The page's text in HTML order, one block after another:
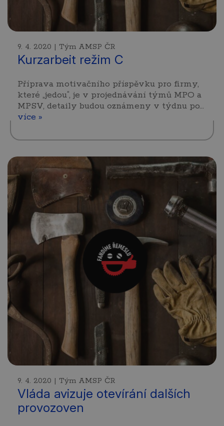
9. 4. 2020 | Tým AMSP ČR
Kurzarbeit režim C
Příprava motivačního příspěvku pro firmy,
které „jedou“, je v projednávání týmů MPO a
MPSV, detaily budou oznámeny v týdnu po…
více »
9. 4. 2020 | Tým AMSP ČR
Vláda avizuje otevírání dalších
provozoven